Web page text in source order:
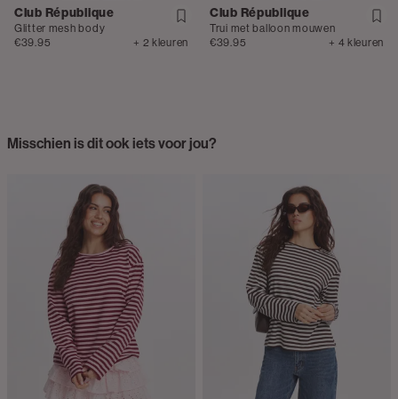
Club République
Glitter mesh body
€39.95
+ 2 kleuren
Club République
Trui met balloon mouwen
€39.95
+ 4 kleuren
Misschien is dit ook iets voor jou?